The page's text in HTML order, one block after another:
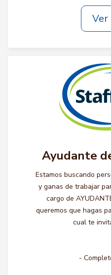
Ver
Ayudante
Estamos buscando
y ganas de trabajar
cargo de
queremos que hagas
cual te
-